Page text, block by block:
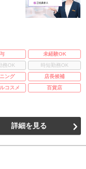
未経験OK
務OK
時短勤務OK
ング
店長候補
コスメ 百貨店
詳細を見る